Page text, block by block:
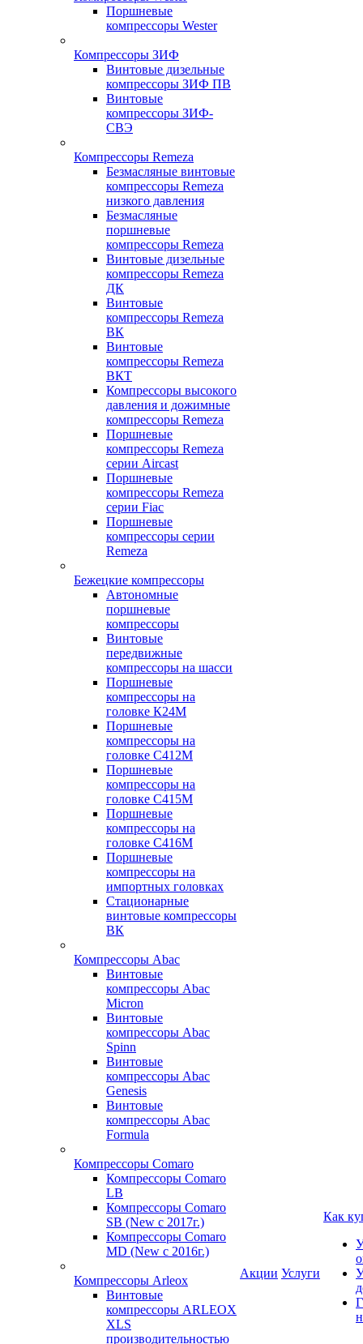
Поршневые
компрессоры Wester
Компрессоры ЗИФ
Винтовые дизельные
компрессоры ЗИФ ПВ
Винтовые
компрессоры ЗИФ-
СВЭ
Компрессоры Remeza
Безмасляные винтовые
компрессоры Remeza
низкого давления
Безмасляные
поршневые
компрессоры Remeza
Винтовые дизельные
компрессоры Remeza
ДК
Винтовые
компрессоры Remeza
ВК
Винтовые
компрессоры Remeza
ВКТ
Компрессоры высокого
давления и дожимные
компрессоры Remeza
Поршневые
компрессоры Remeza
серии Aircast
Поршневые
компрессоры Remeza
серии Fiac
Поршневые
компрессоры серии
Remeza
Бежецкие компрессоры
Автономные
поршневые
компрессоры
Винтовые
передвижные
компрессоры на шасси
Поршневые
компрессоры на
головке К24М
Поршневые
компрессоры на
головке С412М
Поршневые
компрессоры на
головке С415М
Поршневые
компрессоры на
головке С416М
Поршневые
компрессоры на
импортных головках
Стационарные
винтовые компрессоры
ВК
Компрессоры Abac
Винтовые
компрессоры Abac
Micron
Винтовые
компрессоры Abac
Spinn
Винтовые
компрессоры Abac
Genesis
Винтовые
компрессоры Abac
Formula
Компрессоры Comaro
Компрессоры Comaro
LB
Компрессоры Comaro
SB (New с 2017г.)
Компрессоры Comaro
MD (New с 2016г.)
Компрессоры Arleox
Винтовые
компрессоры ARLEOX
XLS
производительностью
Акции Услуги
Как